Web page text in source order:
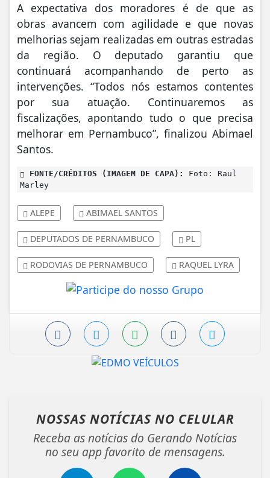
A expectativa dos moradores é de que as
obras avancem com agilidade e que novas
melhorias sejam realizadas em outras estradas
da região. O deputado garantiu que
continuará acompanhando de perto as
intervenções. “Todos nós estamos contentes
por sua atuação. Continuaremos as
fiscalizações, apontando tudo o que precisa
melhorar em Pernambuco”, finalizou Abimael
Santos.
FONTE/CRÉDITOS (IMAGEM DE CAPA):
Foto: Raul
Marley
ALEPE ABIMAEL SANTOS
DEPUTADOS DE PERNAMBUCO PL
RODOVIAS DE PERNAMBUCO RAQUEL LYRA
NOSSAS NOTÍCIAS NO CELULAR
Receba as notícias do Gerando Notícias
no seu app favorito de mensagens.